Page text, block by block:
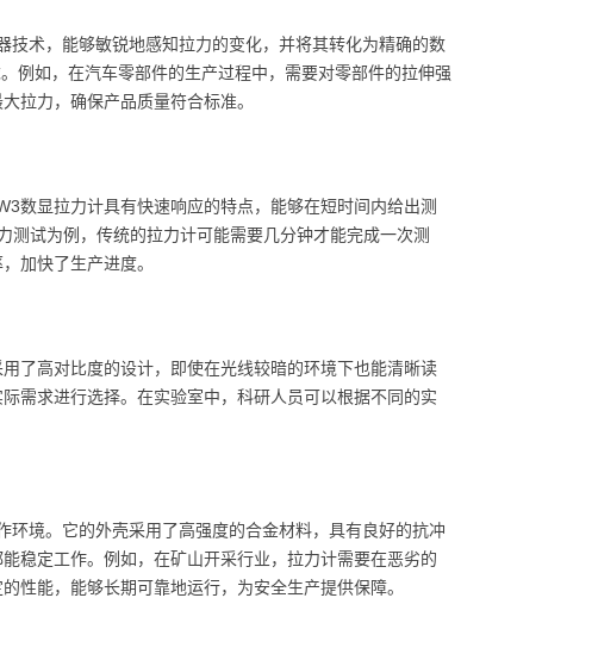
术，能够敏锐地感知拉力的变化，并将其转化为精确的数
例如，在汽车零部件的生产过程中，需要对零部件的拉伸强
拉力，确保产品质量符合标准。
数显拉力计具有快速响应的特点，能够在短时间内给出测
试为例，传统的拉力计可能需要几分钟才能完成一次测
加快了生产进度。
了高对比度的设计，即使在光线较暗的环境下也能清晰读
需求进行选择。在实验室中，科研人员可以根据不同的实
境。它的外壳采用了高强度的合金材料，具有良好的抗冲
稳定工作。例如，在矿山开采行业，拉力计需要在恶劣的
性能，能够长期可靠地运行，为安全生产提供保障。